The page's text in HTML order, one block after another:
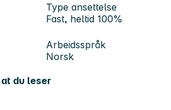
Type ansettelse
Fast, heltid 100%
Arbeidsspråk
Norsk
du leser